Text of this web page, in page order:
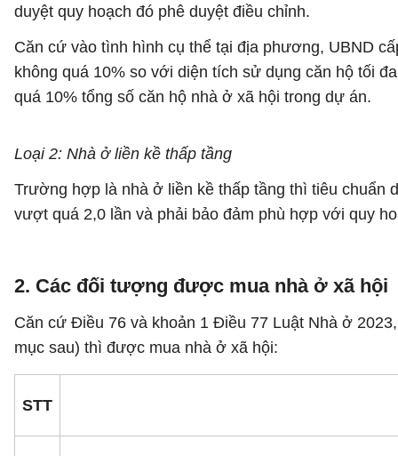
duyệt quy hoạch đó phê duyệt điều chỉnh.
Căn cứ vào tình hình cụ thể tại địa phương, UBND
không quá 10% so với diện tích sử dụng căn hộ tối
quá 10% tổng số căn hộ nhà ở xã hội trong dự án.
Loại 2: Nhà ở liền kề thấp tầng
Trường hợp là nhà ở liền kề thấp tầng thì tiêu chuẩn
vượt quá 2,0 lần và phải bảo đảm phù hợp với quy
2. Các đối tượng được mua nhà ở xã hội
Căn cứ Điều 76 và khoản 1 Điều 77 Luật Nhà ở
mục sau) thì được mua nhà ở xã hội:
STT